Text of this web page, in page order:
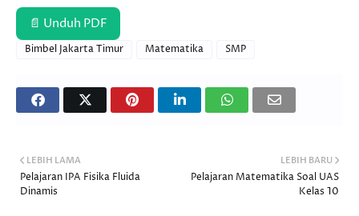
📄 Unduh PDF
Bimbel Jakarta Timur Matematika SMP
LEBIH BARU
Pelajaran Matematika Soal UAS
Kelas 10
LEBIH LAMA
Pelajaran IPA Fisika Fluida
Dinamis